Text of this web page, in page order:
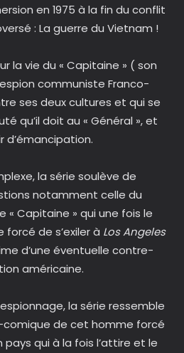
en 1975 à la fin du conflit
: La guerre du Vietnam !
la vie du « Capitaine » ( son
communiste Franco-
ses deux cultures et qui se
qu’il doit au « Général », et
d’émancipation.
la série soulève de
notamment celle du
Capitaine » qui une fois le
de s’exiler à Los Angeles
d’une éventuelle contre-
américaine.
la série ressemble
de cet homme forcé
pays qui à la fois l’attire et le